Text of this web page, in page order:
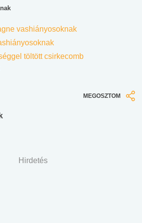
vashiányosoknak
töltött csirkecomb
MEGOSZTOM
Hirdetés